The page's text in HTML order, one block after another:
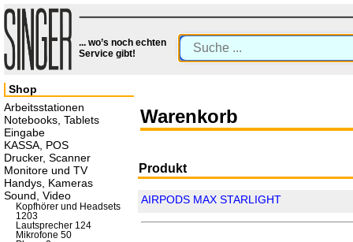
... wo’s noch echten
Service gibt!
Warenkorb
Produkt
AIRPODS MAX STARLIGHT
Shop
Arbeitsstationen
Notebooks, Tablets
Eingabe
KASSA, POS
Drucker, Scanner
Monitore und TV
Handys, Kameras
Sound, Video
Kopfhörer und Headsets
1203
Lautsprecher 124
Mikrofone 50